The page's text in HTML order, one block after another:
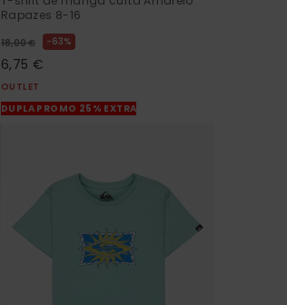
Rapazes 8-16
18,00 € 63%
6,75 €
OUTLET
DUPLA PROMO 25% EXTRA